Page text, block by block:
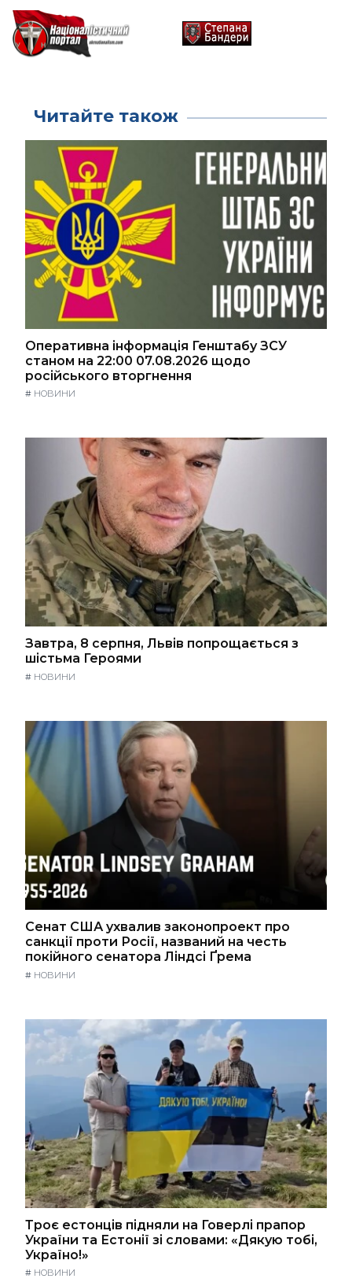
Читайте також
Оперативна інформація Генштабу ЗСУ
станом на 22:00 07.08.2026 щодо
російського вторгнення
# НОВИНИ
Завтра, 8 серпня, Львів попрощається з
шістьма Героями
# НОВИНИ
Сенат США ухвалив законопроект про
санкції проти Росії, названий на честь
покійного сенатора Ліндсі Ґрема
# НОВИНИ
Троє естонців підняли на Говерлі прапор
України та Естонії зі словами: «Дякую тобі,
Україно!»
# НОВИНИ